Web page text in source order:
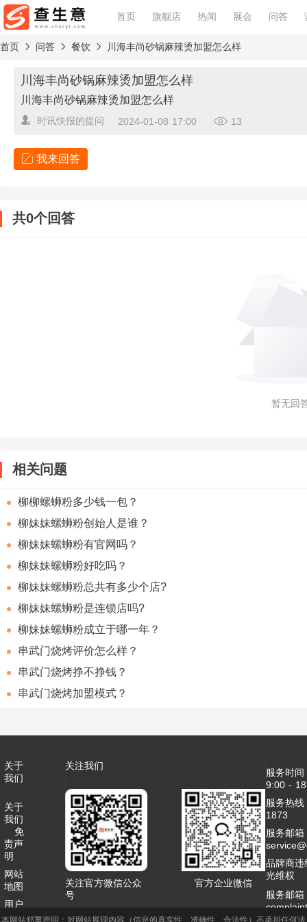
首页 旗舰店 热闻 展会 问答
首页 问答 餐饮 川海丰尚砂锅麻辣烫加盟怎么样
川海丰尚砂锅麻辣烫加盟怎么样
川海丰尚砂锅麻辣烫加盟怎么样
时讯快报的提问 2024-01-08 17:00 13
我来回答
共0个回答
暂无回
相关问题
柳柳螺蛳粉多少钱一包？
柳妹妹螺蛳粉创始人是谁？
柳妹妹螺蛳粉有官网吗？
柳妹妹螺蛳粉好吃吗？
柳妹妹螺蛳粉总共有多少个店?
柳妹妹螺蛳粉是连锁店吗?
柳妹妹螺蛳粉成立于哪一年？
串武门烧烤评价怎么样？
串武门烧烤挣不挣钱？
串武门烧烤加盟模式？
关于
我们
关于
我们
免
责声
明
网站
地图
用户
协议
关注我们
关注官方微信公众
号
官方企业微信
服务时
9:00 -
服务热
1873
服务邮箱
品牌商违
光维权
服务邮箱
本网站郑重声明：对网站展现内容（信息的真实性、准确性、合法性）不承担任何法